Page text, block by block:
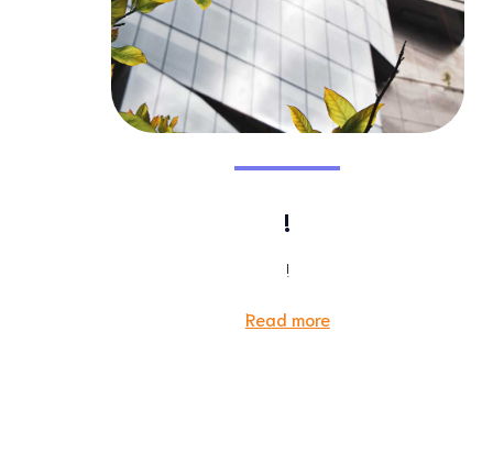
!
!
Read more